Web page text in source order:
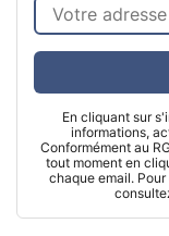
En cliquant sur
informations,
Conformément au
tout moment en
chaque email.